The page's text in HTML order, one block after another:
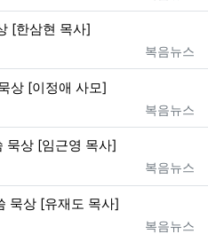
[한삼현 목사]
등록자
복음뉴스
상 [이정애 사모]
등록자
복음뉴스
묵상 [임근영 목사]
등록자
복음뉴스
묵상 [유재도 목사]
등록자
복음뉴스